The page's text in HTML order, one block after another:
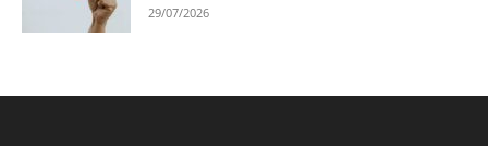
29/07/2026